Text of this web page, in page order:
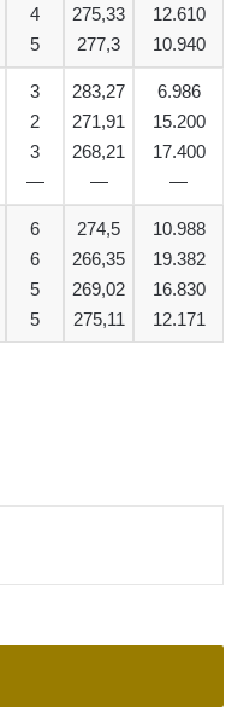
4
5
275,33
277,3
12.610
10.940
3
2
3
—
283,27
271,91
268,21
—
6.986
15.200
17.400
—
6
6
5
5
274,5
266,35
269,02
275,11
10.988
19.382
16.830
12.171